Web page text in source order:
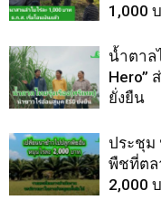
1,000
น้ำตาล
Hero”
ยั่งยืน
ประชุม
พืชที่ตล
2,000